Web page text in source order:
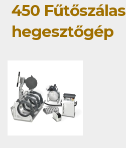
450 Fűtőszálas
hegesztőgép